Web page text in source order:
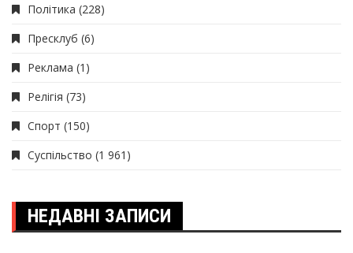
Політика (228)
Пресклуб (6)
Реклама (1)
Релігія (73)
Спорт (150)
Суспільство (1 961)
НЕДАВНІ ЗАПИСИ